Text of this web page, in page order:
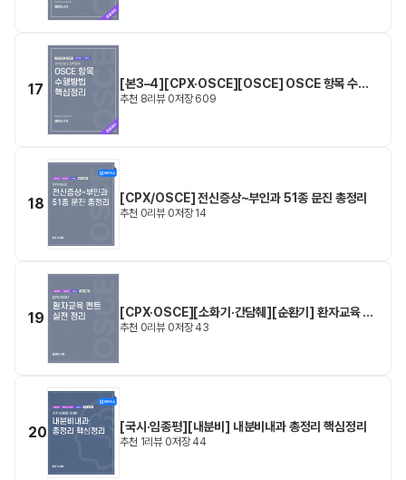
17
[본3–4][CPX·OSCE][OSCE] OSCE 항목 수행
방법 핵심정리
추천 8리뷰 0저장609
18 [CPX/OSCE] 전신증상~부인과 51종 문진 총정리
추천 0리뷰 0저장14
19
[CPX·OSCE][소화기·간담췌][순환기] 환자교육 멘
트 실전 정리
추천 0리뷰 0저장43
20 [국시·임종평][내분비] 내분비내과 총정리 핵심정리
추천 1리뷰 0저장44